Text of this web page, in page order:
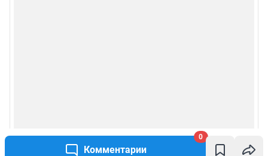
Комментарии
0